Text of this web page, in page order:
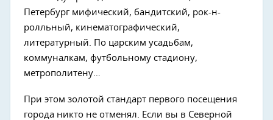
Петербург мифический, бандитский, рок-н-
ролльный, кинематографический,
литературный. По царским усадьбам,
коммуналкам, футбольному стадиону,
метрополитену…
При этом золотой стандарт первого посещения
города никто не отменял. Если вы в Северной